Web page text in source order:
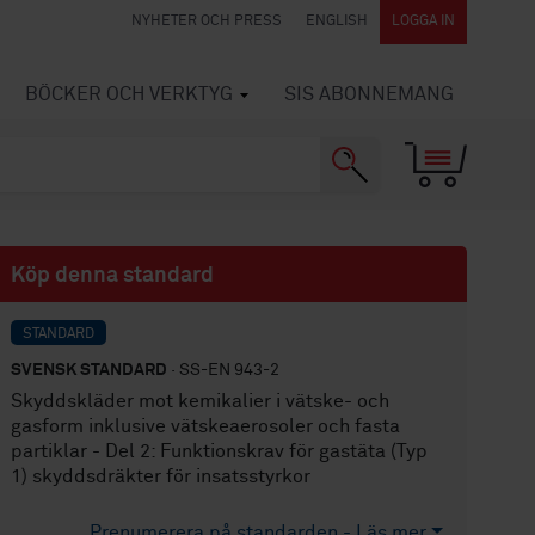
NYHETER OCH PRESS ENGLISH LOGGA IN
BÖCKER OCH VERKTYG SIS ABONNEMANG
Köp denna standard
STANDARD
SVENSK STANDARD · SS-EN 943-2
Skyddskläder mot kemikalier i vätske- och
gasform inklusive vätskeaerosoler och fasta
partiklar - Del 2: Funktionskrav för gastäta (Typ
1) skyddsdräkter för insatsstyrkor